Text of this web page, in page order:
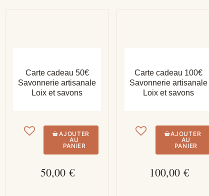
Carte cadeau 50€
Savonnerie artisanale
Loix et savons
AJOUTER
AU
PANIER
50,00 €
Carte cadeau 100€
Savonnerie artisanale
Loix et savons
AJOUTER
AU
PANIER
100,00 €